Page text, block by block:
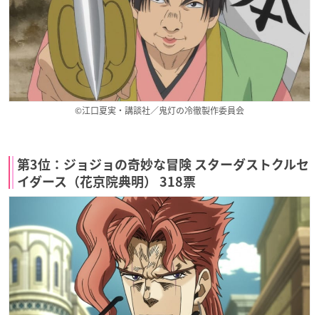
©江口夏実・講談社／鬼灯の冷徹製作委員会
第3位：ジョジョの奇妙な冒険 スターダストクルセ
イダース（花京院典明） 318票